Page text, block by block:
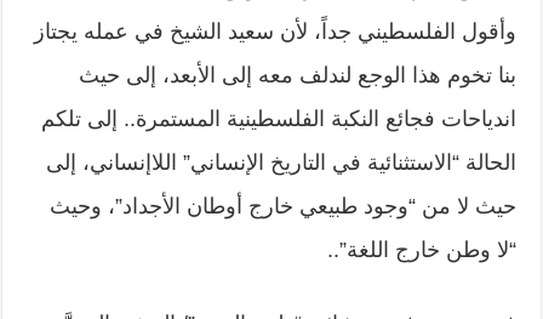
وأقول الفلسطيني جداً، لأن سعيد الشيخ في عمله يجتاز
بنا تخوم هذا الوجع لندلف معه إلى الأبعد، إلى حيث
اندياحات فجائع النكبة الفلسطينية المستمرة.. إلى تلكم
الحالة “الاستثنائية في التاريخ الإنساني” اللاإنساني، إلى
حيث لا من “وجود طبيعي خارج أوطان الأجداد”، وحيث
“لا وطن خارج اللغة”..